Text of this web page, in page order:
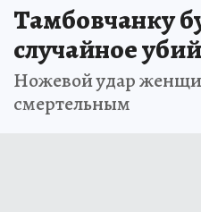
Тамбовчанку
случайное
Ножевой удар
смертельным